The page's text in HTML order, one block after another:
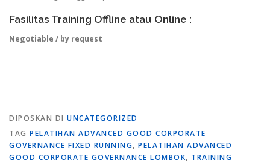
Fasilitas Training Offline atau Online :
Negotiable / by request
DIPOSKAN DI UNCATEGORIZED
TAG PELATIHAN ADVANCED GOOD CORPORATE
GOVERNANCE FIXED RUNNING, PELATIHAN ADVANCED
GOOD CORPORATE GOVERNANCE LOMBOK, TRAINING